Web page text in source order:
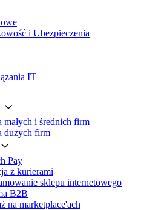
i Ubezpieczenia
IT
małych i średnich firm
dużych firm
Pay
z kurierami
sklepu internetowego
B2B
na marketplace'ach